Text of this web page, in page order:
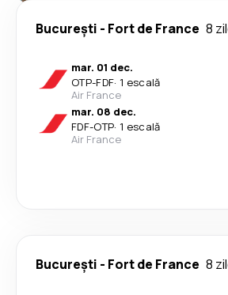
București - Fort de France 8
mar. 01 dec.
OTP-FDF· 1 escală
Air France
mar. 08 dec.
FDF-OTP· 1 escală
Air France
București - Fort de France 8